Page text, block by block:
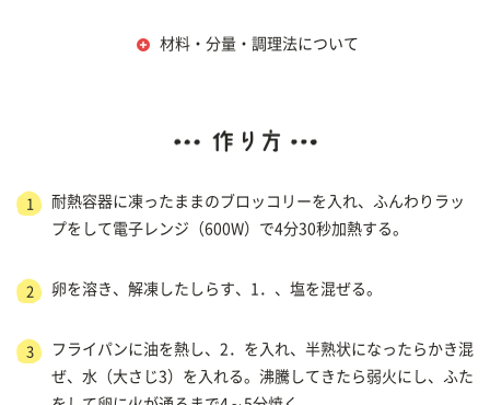
材料・分量・調理法について
1
耐熱容器に凍ったままのブロッコリーを入れ、ふんわりラッ
プをして電子レンジ（600W）で4分30秒加熱する。
2 卵を溶き、解凍したしらす、1．、塩を混ぜる。
3
フライパンに油を熱し、2．を入れ、半熟状になったらかき混
ぜ、水（大さじ3）を入れる。沸騰してきたら弱火にし、ふた